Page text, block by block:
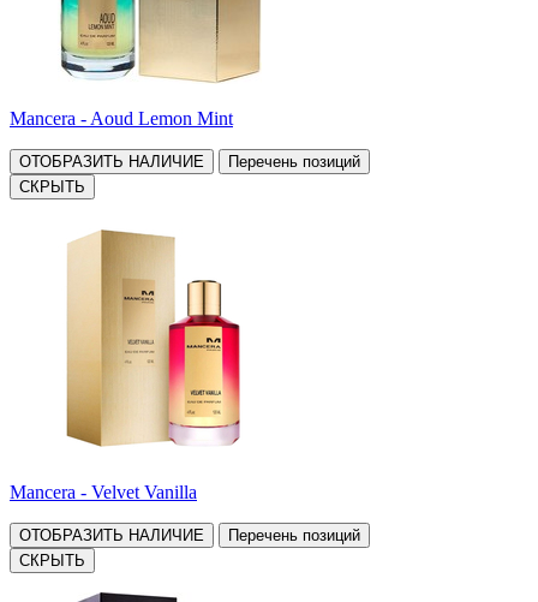
Mancera - Aoud Lemon Mint
ОТОБРАЗИТЬ НАЛИЧИЕ
Перечень позиций
СКРЫТЬ
Mancera - Velvet Vanilla
ОТОБРАЗИТЬ НАЛИЧИЕ
Перечень позиций
СКРЫТЬ